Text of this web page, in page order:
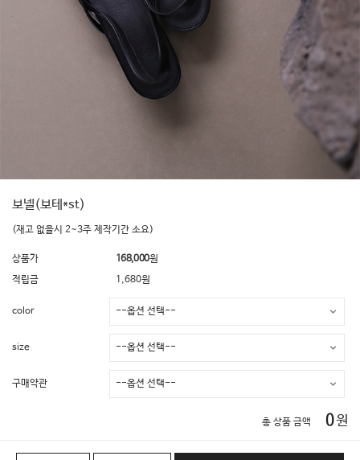
보넬(보테*st)
(재고 없을시 2~3주 제작기간 소요)
상품가 168,000원
적립금
1,680원
color
size
구매약관
총 상품 금액 0원